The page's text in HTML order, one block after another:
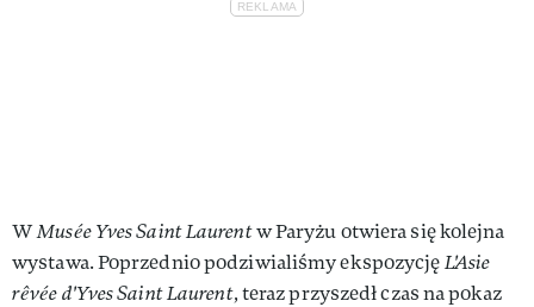
WMusée Yves Saint Laurentw Paryżu otwiera się kolejna
wystawa. Poprzednio podziwialiśmy ekspozycjęL'Asie
rêvée d'Yves Saint Laurent, teraz przyszedł czas na pokaz